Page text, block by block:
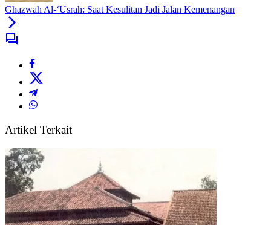
Ghazwah Al-‘Usrah: Saat Kesulitan Jadi Jalan Kemenangan
Artikel Terkait